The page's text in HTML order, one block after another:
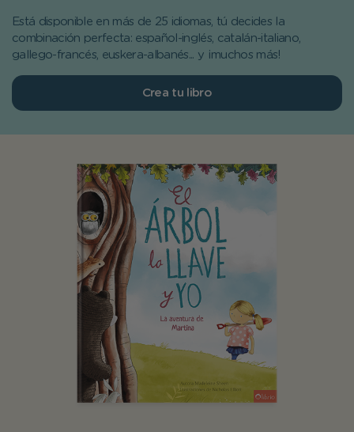
Está disponible en más de 25 idiomas, tú decides la
combinación perfecta: español-inglés, catalán-italiano,
gallego-francés, euskera-albanés... y ¡muchos más!
Crea tu libro